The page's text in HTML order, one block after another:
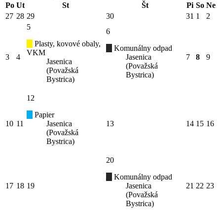
Po Ut St Št Pi So Ne
27 28 29 30 31 1 2
3 4
5
Plasty, kovové obaly,
VKM
Jasenica
(Považská
Bystrica)
6
Komunálny odpad
Jasenica
(Považská
Bystrica)
7 8 9
10 11
12
Papier
Jasenica
(Považská
Bystrica)
13 14 15 16
17 18 19
20
Komunálny odpad
Jasenica
(Považská
Bystrica)
21 22 23